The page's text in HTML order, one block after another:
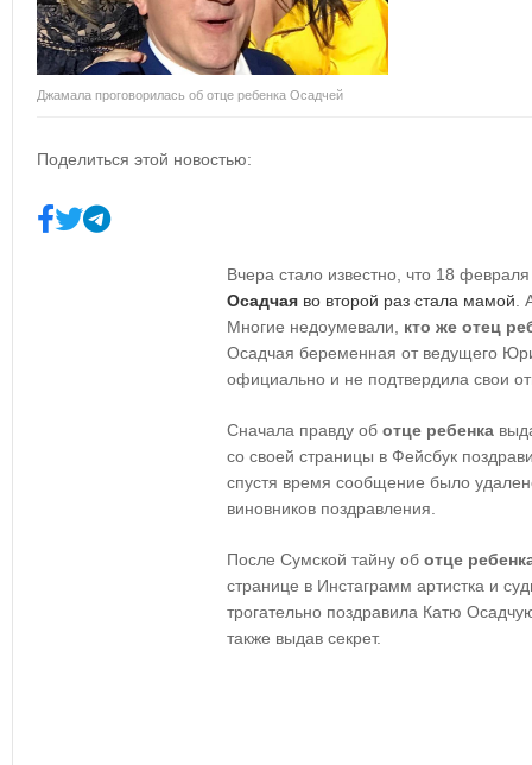
Джамала проговорилась об отце ребенка Осадчей
Поделиться этой новостью:
Вчера стало известно, что 18
Осадчая во второй раз стала мамой .
Многие недоумевали, кто же отец
Осадчая беременная от ведущего
официально и не подтвердила свои
Сначала правду об отце ребенка
со своей страницы в Фейсбук
спустя время сообщение было
виновников поздравления.
После Сумской тайну об отце
странице в Инстаграмм артистка и
трогательно поздравила Катю
также выдав секрет.